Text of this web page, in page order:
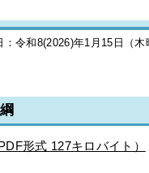
：令和8(2026)年1月15日（木
形式 127キロバイト）